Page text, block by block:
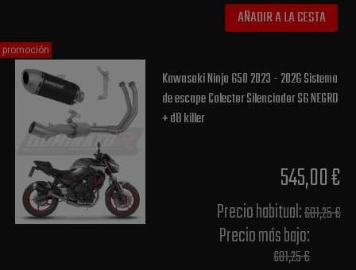
AÑADIR A LA CESTA
Kawasaki Ninja 650 2023 - 2026 Sistema
de escape Colector Silenciador S6 NEGRO
+ dB killer
545,00 €
Precio habitual​:681,25 €
Precio más bajo​:
681,25 €
promoción